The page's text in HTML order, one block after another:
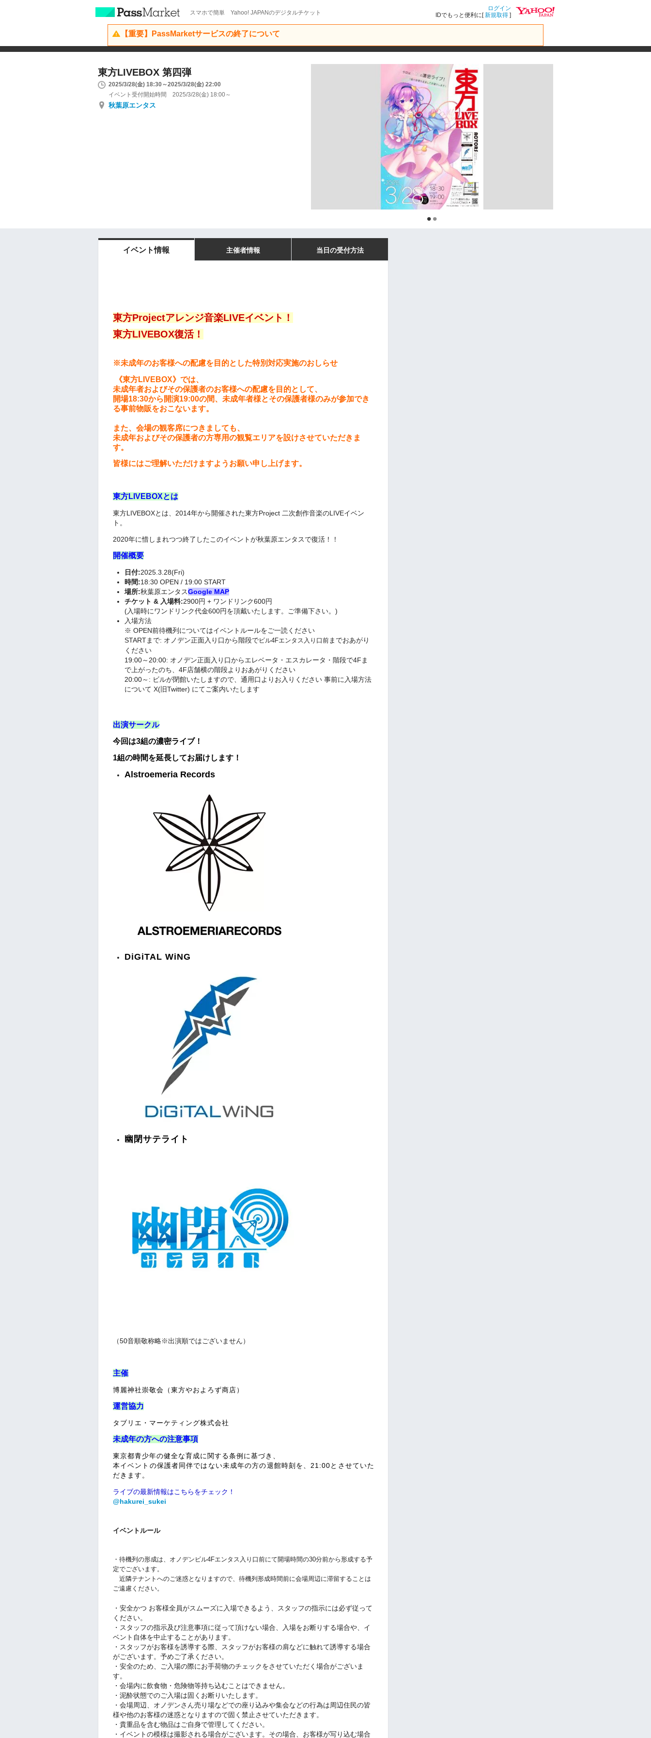
スマホで簡単 Yahoo! JAPANのデジタルチケット
ログイン
IDでもっと便利に[新規取得 ]
【重要】PassMarketサービスの終了について
東方LIVEBOX 第四弾
2025/3/28(金) 18:30～2025/3/28(金) 22:00
イベント受付開始時間 2025/3/28(金) 18:00～
秋葉原エンタス
イベント情報 主催者情報 当日の受付方法
東方Projectアレンジ音楽LIVEイベント！
東方LIVEBOX復活！
※未成年のお客様への配慮を目的とした特別対応実施のおしらせ
《東方LIVEBOX》では、
未成年者およびその保護者のお客様への配慮を目的として、
開場18:30から開演19:00の間、未成年者様とその保護者様のみが参加でき
る事前物販をおこないます。
また、会場の観客席につきましても、
未成年およびその保護者の方専用の観覧エリアを設けさせていただきま
す。
皆様にはご理解いただけますようお願い申し上げます。
東方LIVEBOXとは
東方LIVEBOXとは、2014年から開催された東方Project 二次創作音楽のLIVEイベン
ト。
2020年に惜しまれつつ終了したこのイベントが秋葉原エンタスで復活！！
開催概要
日付:2025.3.28(Fri)
時間:18:30 OPEN / 19:00 START
場所:秋葉原エンタスGoogle MAP
チケット & 入場料:2900円 + ワンドリンク600円
(入場時にワンドリンク代金600円を頂戴いたします。ご準備下さい。)
入場方法
※ OPEN前待機列についてはイベントルールをご一読ください
STARTまで: オノデン正面入り口から階段でビル4Fエンタス入り口前までおあがり
ください
19:00～20:00: オノデン正面入り口からエレベータ・エスカレータ・階段で4Fま
で上がったのち、4F店舗横の階段よりおあがりください
20:00～: ビルが閉館いたしますので、通用口よりお入りください 事前に入場方法
について X(旧Twitter) にてご案内いたします
出演サークル
今回は3組の濃密ライブ！
1組の時間を延長してお届けします！
Alstroemeria Records
DiGiTAL WiNG
幽閉サテライト
（50音順敬称略※出演順ではございません）
主催
博麗神社崇敬会（東方やおよろず商店）
運営協力
タブリエ・マーケティング株式会社
未成年の方への注意事項
東京都青少年の健全な育成に関する条例に基づき、
本イベントの保護者同伴ではない未成年の方の退館時刻を、21:00とさせていた
だきます。
ライブの最新情報はこちらをチェック！
@hakurei_sukei
イベントルール
・待機列の形成は、オノデンビル4Fエンタス入り口前にて開場時間の30分前から形成する予
定でございます。
近隣テナントへのご迷惑となりますので、待機列形成時間前に会場周辺に滞留することは
ご遠慮ください。
・安全かつ お客様全員がスムーズに入場できるよう、スタッフの指示には必ず従って
ください。
・スタッフの指示及び注意事項に従って頂けない場合、入場をお断りする場合や、イ
ベント自体を中止することがあります。
・スタッフがお客様を誘導する際、スタッフがお客様の肩などに触れて誘導する場合
がございます。予めご了承ください。
・安全のため、ご入場の際にお手荷物のチェックをさせていただく場合がございま
す。
・会場内に飲食物・危険物等持ち込むことはできません。
・泥酔状態でのご入場は固くお断りいたします。
・会場周辺、オノデンさん売り場などでの座り込みや集会などの行為は周辺住民の皆
様や他のお客様の迷惑となりますので固く禁止させていただきます。
・貴重品を含む物品はご自身で管理してください。
・イベントの模様は撮影される場合がございます。その場合、お客様が写り込む場合